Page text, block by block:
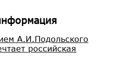
А.И.Подольского
российская